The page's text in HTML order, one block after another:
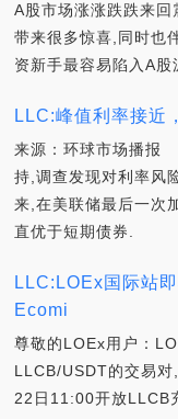
A股市场涨涨跌跌来
带来很多惊喜,同时也
资新手最容易陷入A股
LLC:峰值利率接近
来源：环球市场播
持,调查发现对利率
来,在美联储最后一次
直优于短期债券.
LLC:LOEx国际站
Ecomi
尊敬的LOEx用户：
LLCB/USDT的交易
22日11:00开放LLCB